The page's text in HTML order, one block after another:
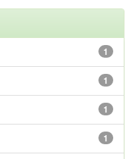
1
1
1
1